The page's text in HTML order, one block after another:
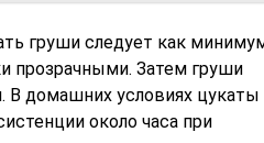
груши следует как
прозрачными. Затем груши
В домашних условиях цукаты
около часа при